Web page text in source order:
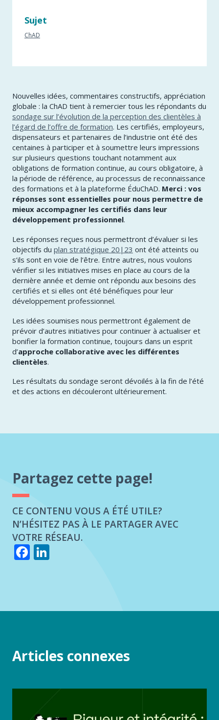
Sujet
ChAD
Nouvelles idées, commentaires constructifs, appréciation
globale : la ChAD tient à remercier tous les répondants du
sondage sur l’évolution de la perception des clientèles à
l’égard de l’offre de formation. Les certifiés, employeurs,
dispensateurs et partenaires de l’industrie ont été des
centaines à participer et à soumettre leurs impressions
sur plusieurs questions touchant notamment aux
obligations de formation continue, au cours obligatoire, à
la période de référence, au processus de reconnaissance
des formations et à la plateforme ÉduChAD. Merci : vos
réponses sont essentielles pour nous permettre de
mieux accompagner les certifiés dans leur
développement professionnel.
Les réponses reçues nous permettront d’évaluer si les
objectifs du plan stratégique 20|23 ont été atteints ou
s’ils sont en voie de l’être. Entre autres, nous voulons
vérifier si les initiatives mises en place au cours de la
dernière année et demie ont répondu aux besoins des
certifiés et si elles ont été bénéfiques pour leur
développement professionnel.
Les idées soumises nous permettront également de
prévoir d’autres initiatives pour continuer à actualiser et
bonifier la formation continue, toujours dans un esprit
d’approche collaborative avec les différentes
clientèles.
Les résultats du sondage seront dévoilés à la fin de l’été
et des actions en découleront ultérieurement.
Partagez cette page!
CE CONTENU VOUS A ÉTÉ UTILE?
N’HÉSITEZ PAS À LE PARTAGER AVEC
VOTRE RÉSEAU.
Facebook
Articles connexes